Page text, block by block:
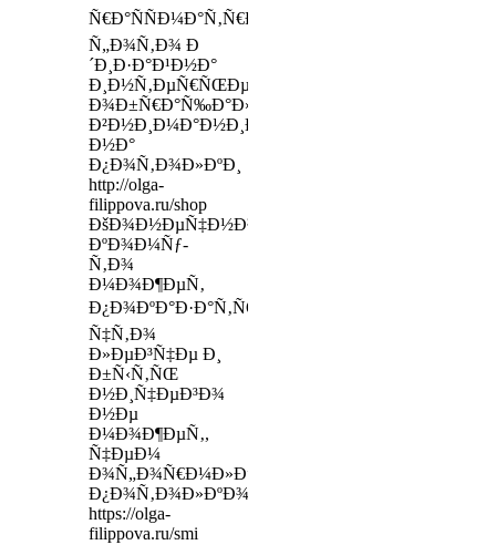
Ñ€Ð°ÑÑÐ¼Ð°Ñ‚Ñ€Ð¸Ð²Ð°Ñ
Ñ„Ð¾Ñ‚Ð¾ Ð
´Ð¸Ð·Ð°Ð¹Ð½Ð°
Ð¸Ð½Ñ‚ÐµÑ€ÑŒÐµÑ€Ð¾Ð²,
Ð¾Ð±Ñ€Ð°Ñ‰Ð°Ð»Ð¸
Ð²Ð½Ð¸Ð¼Ð°Ð½Ð¸Ðµ
Ð½Ð°
Ð¿Ð¾Ñ‚Ð¾Ð»ÐºÐ¸
http://olga-
filippova.ru/shop
ÐšÐ¾Ð½ÐµÑ‡Ð½Ð¾,
ÐºÐ¾Ð¼Ñƒ-
Ñ‚Ð¾
Ð¼Ð¾Ð¶ÐµÑ‚
Ð¿Ð¾ÐºÐ°Ð·Ð°Ñ‚ÑŒÑÑ,
Ñ‡Ñ‚Ð¾
Ð»ÐµÐ³Ñ‡Ðµ Ð¸
Ð±Ñ‹Ñ‚ÑŒ
Ð½Ð¸Ñ‡ÐµÐ³Ð¾
Ð½Ðµ
Ð¼Ð¾Ð¶ÐµÑ‚,
Ñ‡ÐµÐ¼
Ð¾Ñ„Ð¾Ñ€Ð¼Ð»ÐµÐ½Ð¸Ðµ
Ð¿Ð¾Ñ‚Ð¾Ð»ÐºÐ¾Ð²
https://olga-
filippova.ru/smi